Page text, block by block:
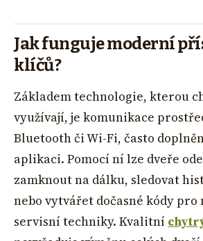
Jak funguje moderní
klíčů?
Základem technologie, kterou
využívají, je komunikace
Bluetooth či Wi-Fi, často
aplikaci. Pomocí ní lze dveře
zamknout na dálku, sledovat
nebo vytvářet dočasné kódy pro
servisní techniky. Kvalitní